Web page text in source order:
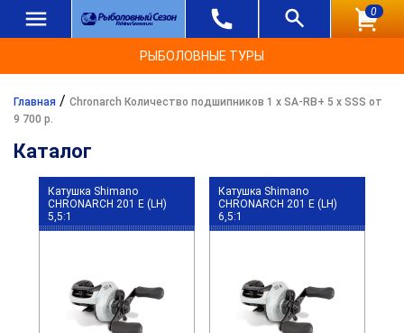
0
РЫБОЛОВНЫЕ ТУРЫ
Главная / Chronarch Количество подшипников 1 x SA-RB+ 5 x SSS от
9 700 р.
Каталог
Катушка Shimano
CHRONARCH 201 E (LH)
5,5:1
Катушка Shimano
CHRONARCH 201 E (LH)
6,5:1